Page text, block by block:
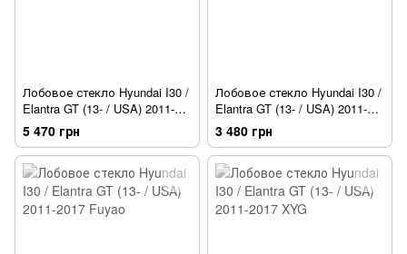
Лобовое стекло Hyundai I30 /
Elantra GT (13- / USA) 2011-
2017 Fuyao [датчик][обогрев]
5 470 грн
Лобовое стекло Hyundai I30 /
Elantra GT (13- / USA) 2011-
2017 XYG [датчик]
3 480 грн